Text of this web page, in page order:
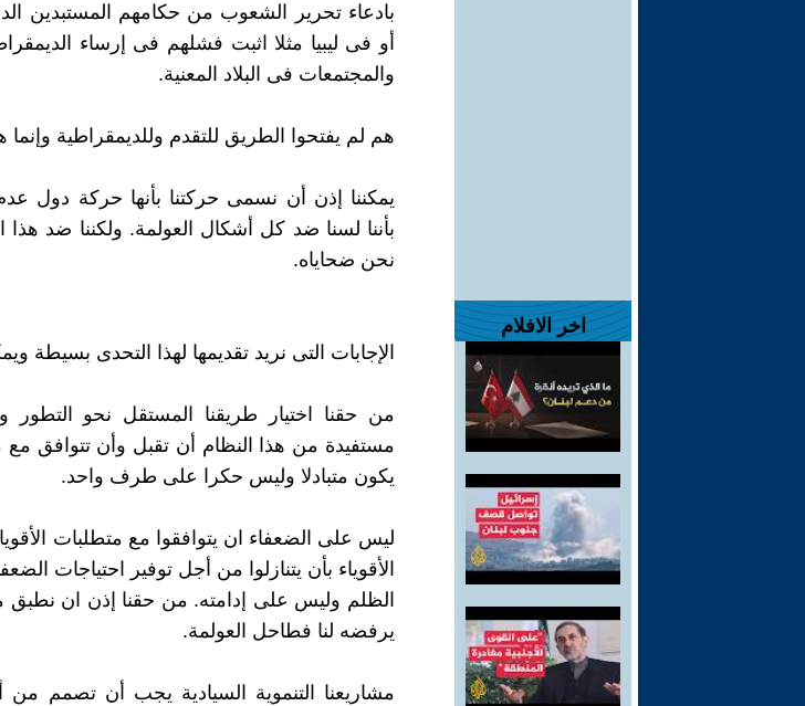
اخر الافلام
بادعاء تحرير الشعوب من حكامهم المستبدين
أو فى ليبيا مثلا اثبت فشلهم فى إرساء
والمجتمعات فى البلاد المعنية.
هم لم يفتحوا الطريق للتقدم وللديمقراطية وإنما
يمكننا إذن أن نسمى حركتنا بأنها حركة دول
بأننا لسنا ضد كل أشكال العولمة. ولكننا ضد
نحن ضحاياه.
الإجابات التى نريد تقديمها لهذا التحدى بسيطة
من حقنا اختيار طريقنا المستقل نحو
مستفيدة من هذا النظام أن تقبل وأن تتوافق
يكون متبادلا وليس حكرا على طرف واحد.
ليس على الضعفاء ان يتوافقوا مع متطلبات
الأقوياء بأن يتنازلوا من أجل توفير احتياجات
الظلم وليس على إدامته. من حقنا إذن ان نطبق
يرفضه لنا فطاحل العولمة.
مشاريعنا التنموية السيادية يجب أن تصمم من